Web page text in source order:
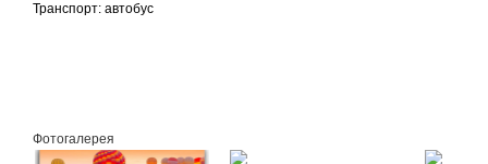
Транспорт: автобус
Фотогалерея